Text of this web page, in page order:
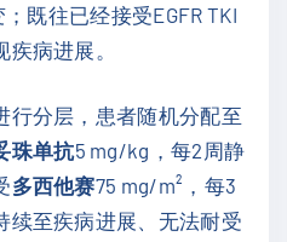
既往已经接受EGFR TKI
病进展。
行分层，患者随机分配至
珠单抗5 mg/kg，每2周静
多西他赛75 mg/m²，每3
续至疾病进展、无法耐受